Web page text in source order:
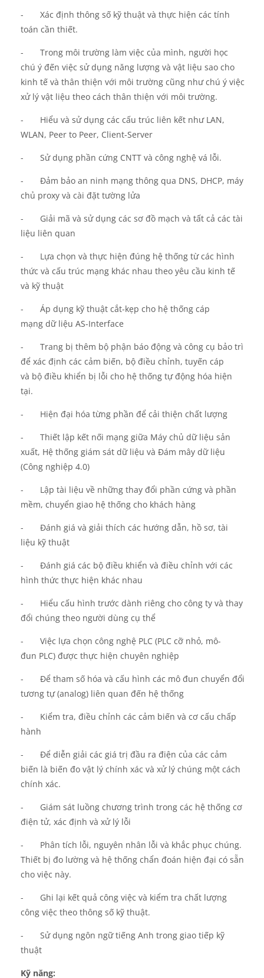
- Xác định thông số kỹ thuật và thực hiện các tính
toán cần thiết.
- Trong môi trường làm việc của mình, người học
chú ý đến việc sử dụng năng lượng và vật liệu sao cho
kinh tế và thân thiện với môi trường cũng như chú ý việc
xử lý vật liệu theo cách thân thiện với môi trường.
- Hiểu và sử dụng các cấu trúc liên kết như LAN,
WLAN, Peer to Peer, Client-Server
- Sử dụng phần cứng CNTT và công nghệ vá lỗi.
- Đảm bảo an ninh mạng thông qua DNS, DHCP, máy
chủ proxy và cài đặt tường lửa
- Giải mã và sử dụng các sơ đồ mạch và tất cả các tài
liệu liên quan
- Lựa chọn và thực hiện đúng hệ thống từ các hình
thức và cấu trúc mạng khác nhau theo yêu cầu kinh tế
và kỹ thuật
- Áp dụng kỹ thuật cắt-kẹp cho hệ thống cáp
mạng dữ liệu AS-Interface
- Trang bị thêm bộ phận báo động và công cụ bảo trì
để xác định các cảm biến, bộ điều chỉnh, tuyến cáp
và bộ điều khiển bị lỗi cho hệ thống tự động hóa hiện
tại.
- Hiện đại hóa từng phần để cải thiện chất lượng
- Thiết lập kết nối mạng giữa Máy chủ dữ liệu sản
xuất, Hệ thống giám sát dữ liệu và Đám mây dữ liệu
(Công nghiệp 4.0)
- Lập tài liệu về những thay đổi phần cứng và phần
mềm, chuyển giao hệ thống cho khách hàng
- Đánh giá và giải thích các hướng dẫn, hồ sơ, tài
liệu kỹ thuật
- Đánh giá các bộ điều khiển và điều chỉnh với các
hình thức thực hiện khác nhau
- Hiểu cấu hình trước dành riêng cho công ty và thay
đổi chúng theo người dùng cụ thể
- Việc lựa chọn công nghệ PLC (PLC cỡ nhỏ, mô-
đun PLC) được thực hiện chuyên nghiệp
- Để tham số hóa và cấu hình các mô đun chuyển đổi
tương tự(analog) liên quan đến hệ thống
- Kiểm tra, điều chỉnh các cảm biến và cơ cấu chấp
hành
- Để diễn giải các giá trị đầu ra điện của các cảm
biến là biến đo vật lý chính xác và xử lý chúng một cách
chính xác.
- Giám sát luồng chương trình trong các hệ thống cơ
điện tử, xác định và xử lý lỗi
- Phân tích lỗi, nguyên nhân lỗi và khắc phục chúng.
Thiết bị đo lường và hệ thống chẩn đoán hiện đại có sẵn
cho việc này.
- Ghi lại kết quả công việc và kiểm tra chất lượng
công việc theo thông số kỹ thuật.
- Sử dụng ngôn ngữ tiếng Anh trong giao tiếp kỹ
thuật
Kỹ năng: